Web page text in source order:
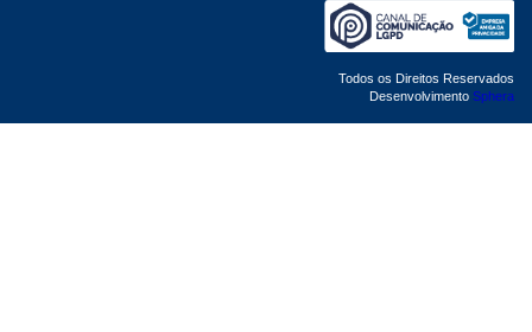
Todos os Direitos Reservados
Desenvolvimento Sphera